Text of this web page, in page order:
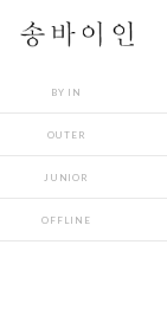
BY IN
OUTER
JUNIOR
OFFLINE